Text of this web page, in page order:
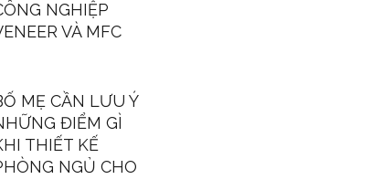
NGHIỆP
VÀ MFC
MẸ CẦN LƯU Ý
ĐIỂM GÌ
THIẾT KẾ
NGỦ CHO